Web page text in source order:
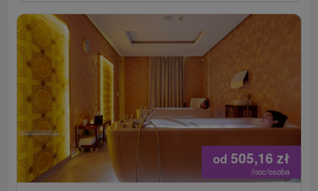
od 505,16 zł
/noc/osoba